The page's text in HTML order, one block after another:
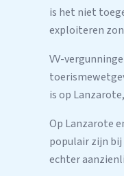
is het niet
exploiteren
VV-
is op
Op Lanzarote
populair zijn bij
echter